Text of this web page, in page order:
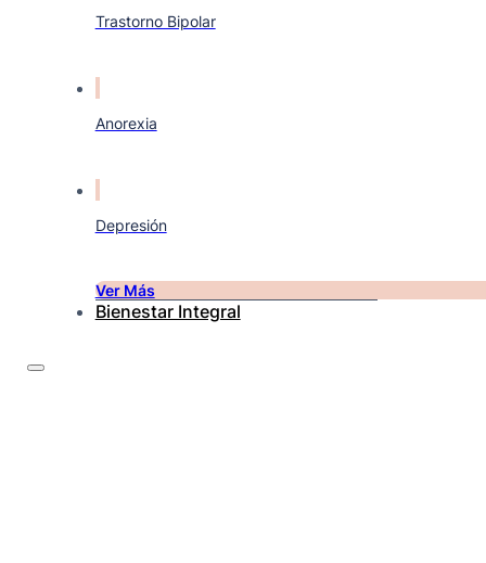
Trastorno Bipolar
Anorexia
Depresión
Ver Más
Bienestar Integral